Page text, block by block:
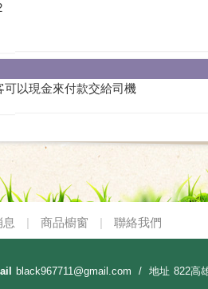
可以現金來付款交給司機
| 商品櫥窗 | 聯絡我們
black967711@gmail.com 地址 822高